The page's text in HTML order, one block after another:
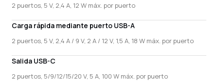
2 puertos, 5 V, 2,4 A, 12 W máx. por puerto
Carga rápida mediante puerto USB-A
2 puertos, 5 V, 2,4 A / 9 V, 2 A / 12 V, 1,5 A, 18 W máx. por puerto
Salida USB-C
2 puertos, 5/9/12/15/20 V, 5 A, 100 W máx. por puerto